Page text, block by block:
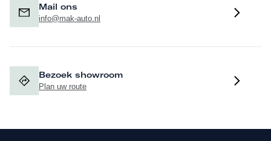
Mail ons
info@mak-auto.nl
Bezoek showroom
Plan uw route